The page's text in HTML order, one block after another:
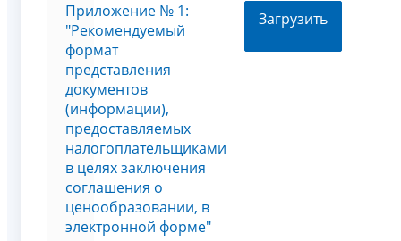
Приложение № 1:
"Рекомендуемый
формат
представления
документов
(информации),
предоставляемых
налогоплательщиками
в целях заключения
соглашения о
ценообразовании, в
электронной форме"
Загрузить